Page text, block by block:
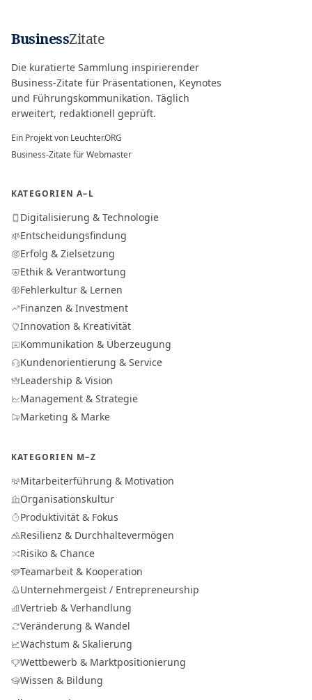
BusinessZitate
Die kuratierte Sammlung inspirierender
Business-Zitate für Präsentationen, Keynotes
und Führungskommunikation. Täglich
erweitert, redaktionell geprüft.
Ein Projekt von Leuchter.ORG
Business-Zitate für Webmaster
KATEGORIEN A–L
Digitalisierung & Technologie
Entscheidungsfindung
Erfolg & Zielsetzung
Ethik & Verantwortung
Fehlerkultur & Lernen
Finanzen & Investment
Innovation & Kreativität
Kommunikation & Überzeugung
Kundenorientierung & Service
Leadership & Vision
Management & Strategie
Marketing & Marke
KATEGORIEN M–Z
Mitarbeiterführung & Motivation
Organisationskultur
Produktivität & Fokus
Resilienz & Durchhaltevermögen
Risiko & Chance
Teamarbeit & Kooperation
Unternehmergeist / Entrepreneurship
Vertrieb & Verhandlung
Veränderung & Wandel
Wachstum & Skalierung
Wettbewerb & Marktpositionierung
Wissen & Bildung